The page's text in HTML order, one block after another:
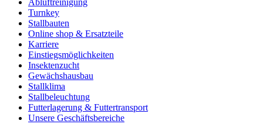
Abluftreinigung
Turnkey
Stallbauten
Online shop & Ersatzteile
Karriere
Einstiegsmöglichkeiten
Insektenzucht
Gewächshausbau
Stallklima
Stallbeleuchtung
Futterlagerung & Futtertransport
Unsere Geschäftsbereiche